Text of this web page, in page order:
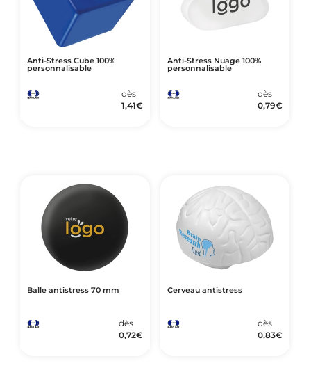
Anti-Stress Cube 100%
personnalisable
dès
1,41€
Anti-Stress Nuage 100%
personnalisable
dès
0,79€
Balle antistress 70 mm
dès
0,72€
Cerveau antistress
dès
0,83€